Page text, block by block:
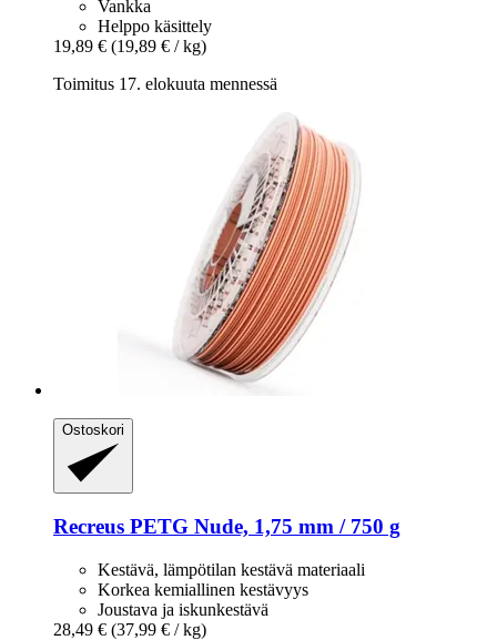
Vankka
Helppo käsittely
19,89 € (19,89 € / kg)
Toimitus 17. elokuuta mennessä
Ostoskori
Recreus PETG Nude, 1,75 mm / 750 g
Kestävä, lämpötilan kestävä materiaali
Korkea kemiallinen kestävyys
Joustava ja iskunkestävä
28,49 € (37,99 € / kg)